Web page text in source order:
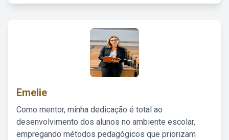
Emelie
Como mentor, minha dedicação é total ao
desenvolvimento dos alunos no ambiente escolar,
empregando métodos pedagógicos que priorizam